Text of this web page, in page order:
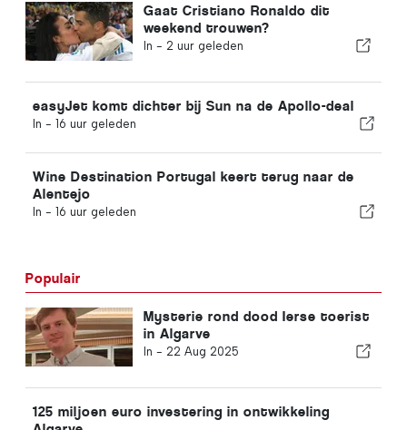
Gaat Cristiano Ronaldo dit
weekend trouwen?
In - 2 uur geleden
easyJet komt dichter bij Sun na de Apollo-deal
In - 16 uur geleden
Wine Destination Portugal keert terug naar de
Alentejo
In - 16 uur geleden
Populair
Mysterie rond dood Ierse toerist
in Algarve
In - 22 Aug 2025
125 miljoen euro investering in ontwikkeling